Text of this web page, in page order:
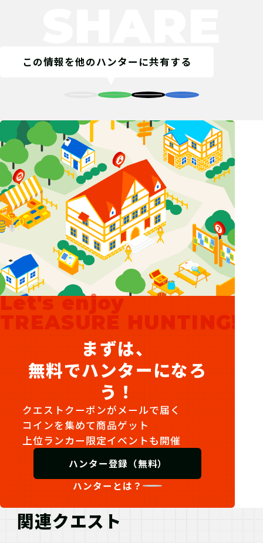
この情報を他のハンターに共有する
Let's enjoy
TREASURE HUNTING!
まずは、
無料でハンターになろ
う！
クエストクーポンがメールで届く
コインを集めて商品ゲット
上位ランカー限定イベントも開催
ハンター登録（無料）
ハンターとは？
関連クエスト